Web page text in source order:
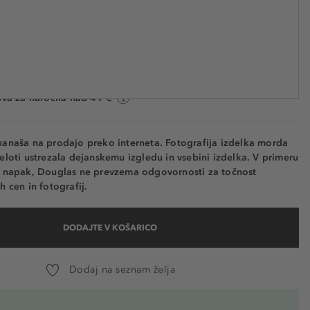
2 do 5 delovnih dni
za naročila nad 49 €
na prodajo preko interneta. Fotografija izdelka morda
ustrezala dejanskemu izgledu in vsebini izdelka. V primeru
Douglas ne prevzema odgovornosti za točnost
cen in fotografij.
DODAJTE V KOŠARICO
Dodaj na seznam želja